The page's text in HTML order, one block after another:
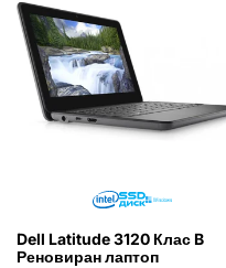
Dell Latitude 3120 Клас B
Реновиран лаптоп